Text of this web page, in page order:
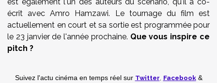
écrit avec Amro Hamzawi. Le tournage du film est
actuellement en court et sa sortie est programmée pour
le 23 janvier de l'année prochaine. Que vous inspire ce
pitch ?
Suivez l'actu cinéma en temps réel sur Twitter Facebook&